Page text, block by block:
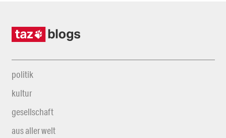
politik
kultur
gesellschaft
aus aller welt